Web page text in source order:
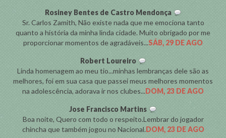
Rosiney Bentes de Castro Mendonça
Sr. Carlos Zamith, Não existe nada que me emociona tanto
quanto a história da minha linda cidade. Muito obrigado por me
proporcionar momentos de agradáveis...SÁB, 29 DE AGO
Robert Loureiro
Linda homenagem ao meu tio...minhas lembranças dele são as
melhores, foi em sua casa que passei meus melhores momentos
na adolescência, adorava ir nos clubes...DOM, 23 DE AGO
Jose Francisco Martins
Boa noite, Quero com todo o respeito.Lembrar do jogador
chincha que também jogou no Nacional.DOM, 23 DE AGO